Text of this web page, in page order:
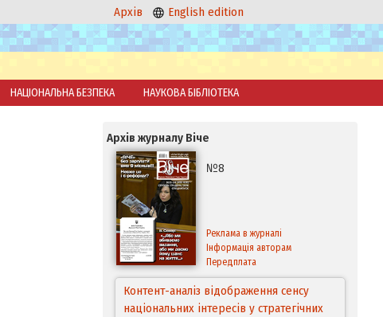
Архів English edition
НАЦІОНАЛЬНА БЕЗПЕКА НАУКОВА БІБЛІОТЕКА
Архів журналу Віче
№8
Реклама в журналі
Інформація авторам
Передплата
Контент-аналіз відображення сенсу
національних інтересів у стратегічних